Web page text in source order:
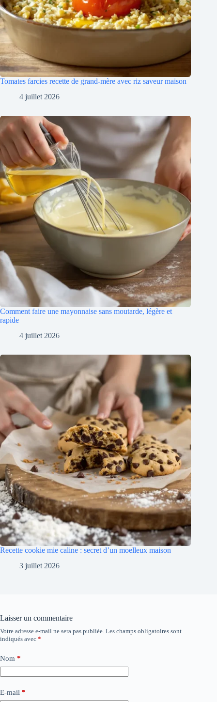
Tomates farcies recette de grand-mère avec riz saveur maison
4 juillet 2026
Comment faire une mayonnaise sans moutarde, légère et
rapide
4 juillet 2026
Recette cookie mie caline : secret d’un moelleux maison
3 juillet 2026
Laisser un commentaire
Votre adresse e-mail ne sera pas publiée. Les champs obligatoires sont
indiqués avec *
Nom *
E-mail *